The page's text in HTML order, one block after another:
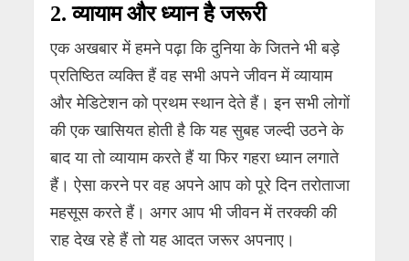
2. व्यायाम और ध्यान है जरूरी
एक अखबार में हमने पढ़ा कि दुनिया के जितने भी बड़े
प्रतिष्ठित व्यक्ति हैं वह सभी अपने जीवन में व्यायाम
और मेडिटेशन को प्रथम स्थान देते हैं। इन सभी लोगों
की एक खासियत होती है कि यह सुबह जल्दी उठने के
बाद या तो व्यायाम करते हैं या फिर गहरा ध्यान लगाते
हैं। ऐसा करने पर वह अपने आप को पूरे दिन तरोताजा
महसूस करते हैं। अगर आप भी जीवन में तरक्की की
राह देख रहे हैं तो यह आदत जरूर अपनाए।